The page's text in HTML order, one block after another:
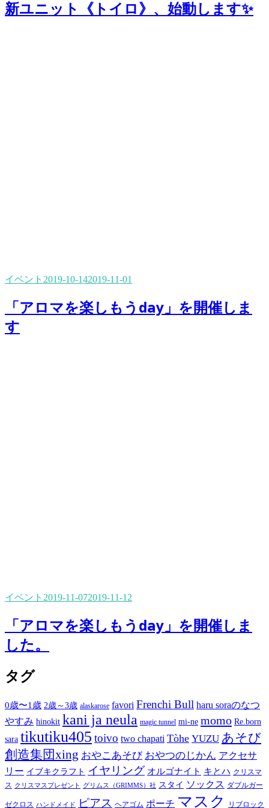
新ユニット《トイロ》、始動します✨
イベント 2019-10-142019-11-01
「アロマを楽しもうday」を開催しま
す
イベント 2019-11-072019-11-12
「アロマを楽しもうday」を開催しま
した。
タグ
0歳〜1歳 2歳～3歳 alaskarose favori Frenchi Bull haru soraのなつ
やすみ hinokit kani ja neula magic tunnel mi-ne momo Re.born
sara tikutiku405 toivo two chapati Tòhe YUZU あそび
創造集団xing おやこあそび おやつのじかん アクセサ
リー イブキクラフト イヤリング オルゴナイト キとハ クリスマ
ス
クリスマスプレゼント グリムス（GRIMMS）社 スタイ ソックス ダブルガー
ゼクロス ハンドメイド ピアス ヘアゴム ポーチ マスク リブロック